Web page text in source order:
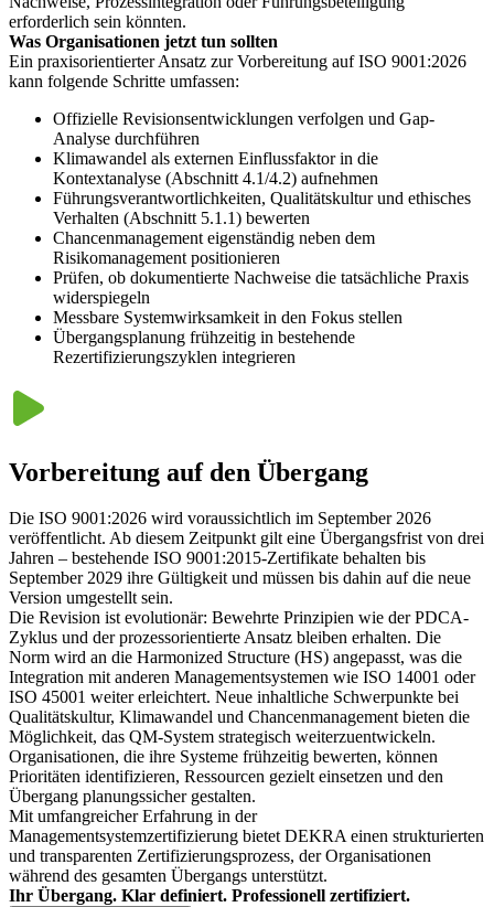
Was zu prüfen ist:Bewerten Sie, ob Klimawandel und
Nachhaltigkeitsaspekte in Ihrer Kontextanalyse dokumentiert sind –
und ob relevante Anforderungen interessierter Parteien (z. B.
Kunden, Behörden, Lieferanten) dazu erfasst wurden.
erforderlich sein könnten.
Was Organisationen jetzt tun sollten
Ein praxisorientierter Ansatz zur Vorbereitung auf ISO 9001:2026
kann folgende Schritte umfassen:
Offizielle Revisionsentwicklungen verfolgen und Gap-
Analyse durchführen
Klimawandel als externen Einflussfaktor in die
Kontextanalyse (Abschnitt 4.1/4.2) aufnehmen
Führungsverantwortlichkeiten, Qualitätskultur und ethisches
Verhalten (Abschnitt 5.1.1) bewerten
Chancenmanagement eigenständig neben dem
Risikomanagement positionieren
Prüfen, ob dokumentierte Nachweise die tatsächliche Praxis
widerspiegeln
Messbare Systemwirksamkeit in den Fokus stellen
Übergangsplanung frühzeitig in bestehende
Rezertifizierungszyklen integrieren
Vorbereitung auf den Übergang
Die ISO 9001:2026 wird voraussichtlich im September 2026
veröffentlicht. Ab diesem Zeitpunkt gilt eine Übergangsfrist von drei
Jahren – bestehende ISO 9001:2015-Zertifikate behalten bis
September 2029 ihre Gültigkeit und müssen bis dahin auf die neue
Version umgestellt sein.
Die Revision ist evolutionär: Bewehrte Prinzipien wie der PDCA-
Zyklus und der prozessorientierte Ansatz bleiben erhalten. Die
Norm wird an die Harmonized Structure (HS) angepasst, was die
Integration mit anderen Managementsystemen wie ISO 14001 oder
ISO 45001 weiter erleichtert. Neue inhaltliche Schwerpunkte bei
Qualitätskultur, Klimawandel und Chancenmanagement bieten die
Möglichkeit, das QM-System strategisch weiterzuentwickeln.
Organisationen, die ihre Systeme frühzeitig bewerten, können
Prioritäten identifizieren, Ressourcen gezielt einsetzen und den
Übergang planungssicher gestalten.
Mit umfangreicher Erfahrung in der
Managementsystemzertifizierung bietet DEKRA einen strukturierten
und transparenten Zertifizierungsprozess, der Organisationen
während des gesamten Übergangs unterstützt.
Ihr Übergang. Klar definiert. Professionell zertifiziert.